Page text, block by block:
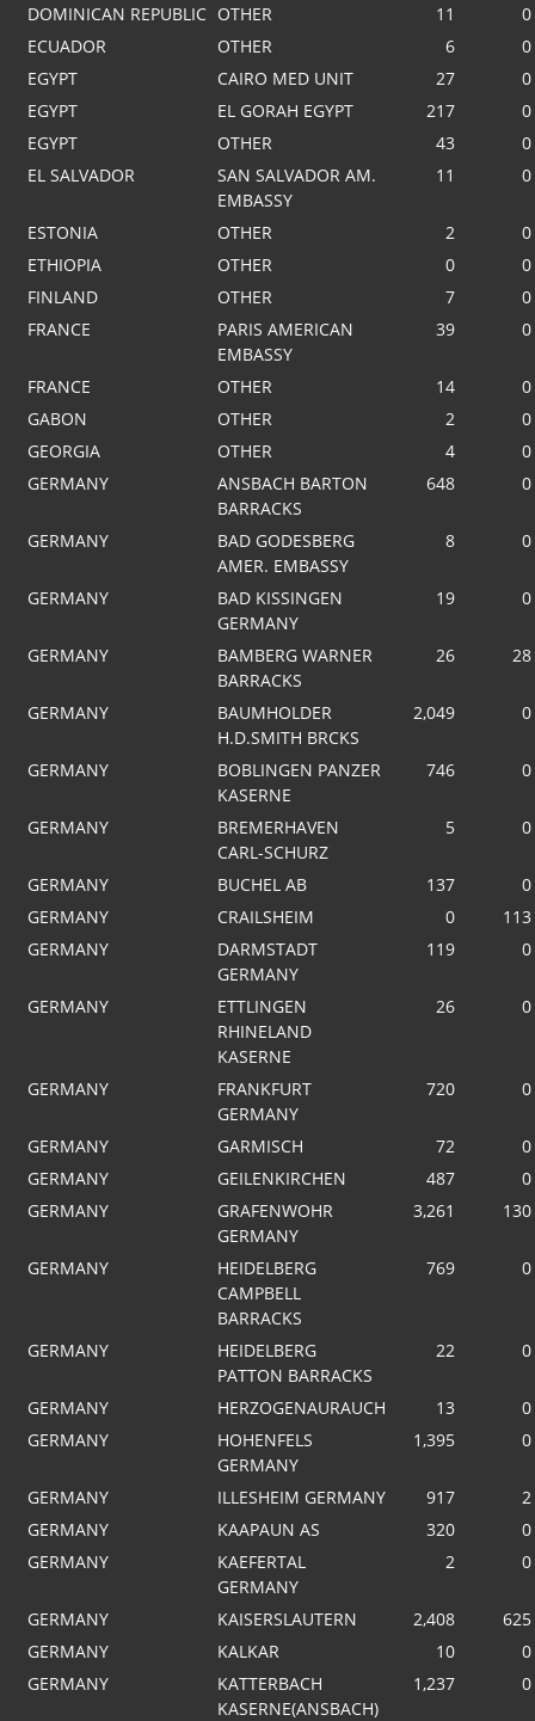
DOMINICAN REPUBLIC OTHER 11
0
ECUADOR
OTHER 6
0
EGYPT
CAIRO MED UNIT 27
0
EGYPT
EL GORAH EGYPT 217
0
EGYPT
OTHER 43
0
EL SALVADOR
SAN SALVADOR AM.
EMBASSY
11 0
ESTONIA OTHER 2
0
ETHIOPIA
OTHER 0
0
FINLAND
OTHER 7
0
FRANCE
PARIS AMERICAN
EMBASSY
39 0
FRANCE OTHER 14
0
GABON
OTHER 2
0
GEORGIA
OTHER 4
0
GERMANY
ANSBACH BARTON
BARRACKS
648 0
GERMANY
BAD GODESBERG
AMER. EMBASSY
8 0
GERMANY
BAD KISSINGEN
GERMANY
19 0
GERMANY
BAMBERG WARNER
BARRACKS
26 28
GERMANY
BAUMHOLDER
H.D.SMITH BRCKS
2,049 0
GERMANY
BOBLINGEN PANZER
KASERNE
746 0
GERMANY
BREMERHAVEN
CARL-SCHURZ
5 0
GERMANY BUCHEL AB 137
0
GERMANY
CRAILSHEIM 0
113
GERMANY
DARMSTADT
GERMANY
119 0
GERMANY
ETTLINGEN
RHINELAND
KASERNE
26 0
GERMANY
FRANKFURT
GERMANY
720 0
GERMANY GARMISCH 72
0
GERMANY
GEILENKIRCHEN 487
0
GERMANY
GRAFENWOHR
GERMANY
3,261 130
GERMANY
HEIDELBERG
CAMPBELL
BARRACKS
769 0
GERMANY
HEIDELBERG
PATTON BARRACKS
22 0
GERMANY HERZOGENAURAUCH 13
0
GERMANY
HOHENFELS
GERMANY
1,395 0
GERMANY ILLESHEIM GERMANY 917
2
GERMANY
KAAPAUN AS 320
0
GERMANY
KAEFERTAL
GERMANY
2 0
GERMANY KAISERSLAUTERN 2,408
625
GERMANY
KALKAR 10
0
GERMANY
KATTERBACH
KASERNE(ANSBACH)
1,237 0